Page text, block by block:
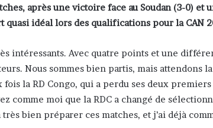
après une victoire face au Soudan (3-0) et
quasi idéal lors des qualifications pour la CAN
intéressants. Avec quatre points et une
Nous sommes bien partis, mais attendons
la RD Congo, qui a perdu ses deux
comme moi que la RDC a changé de
bien préparer ces matches, et j’ai déjà